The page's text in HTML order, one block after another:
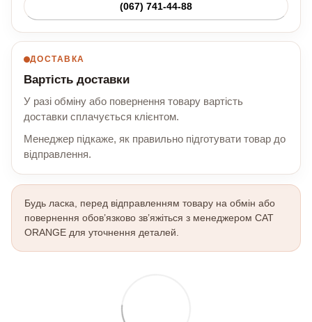
(067) 741-44-88
ДОСТАВКА
Вартість доставки
У разі обміну або повернення товару вартість
доставки сплачується клієнтом.
Менеджер підкаже, як правильно підготувати товар до
відправлення.
Будь ласка, перед відправленням товару на обмін або
повернення обов’язково зв’яжіться з менеджером CAT
ORANGE для уточнення деталей.